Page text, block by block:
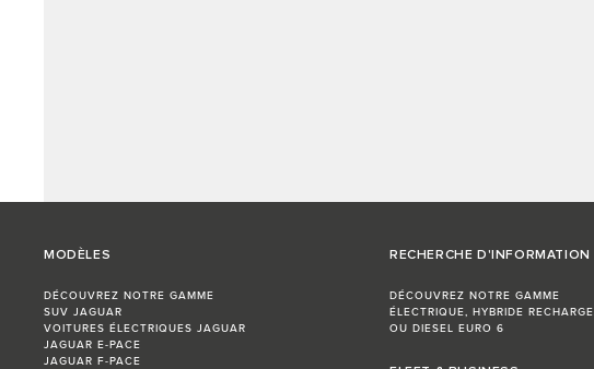
MODÈLES
DÉCOUVREZ NOTRE GAMME
SUV JAGUAR
VOITURES ÉLECTRIQUES JAGUAR
JAGUAR E-PACE
JAGUAR F-PACE
RECHERCHE D'INFORMATION
DÉCOUVREZ NOTRE GAMME
ÉLECTRIQUE, HYBRIDE
OU DIESEL EURO 6